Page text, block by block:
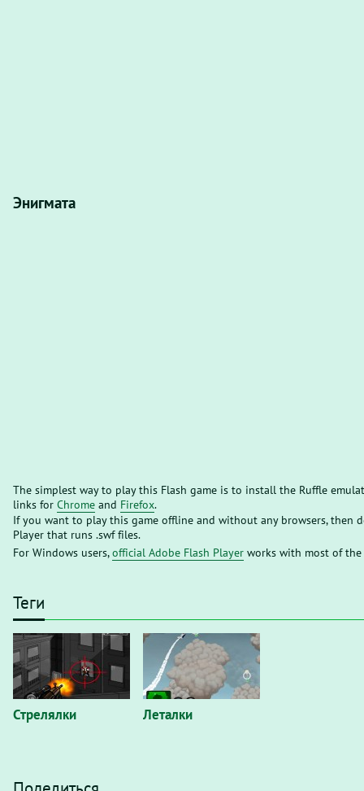
Энигмата
The simplest way to play this Flash game is to install the Ruffle
links for Chrome and Firefox.
If you want to play this game offline and without any browsers, then
Player that runs .swf files.
For Windows users,official Adobe Flash Player works with most of the
Теги
Стрелялки Леталки